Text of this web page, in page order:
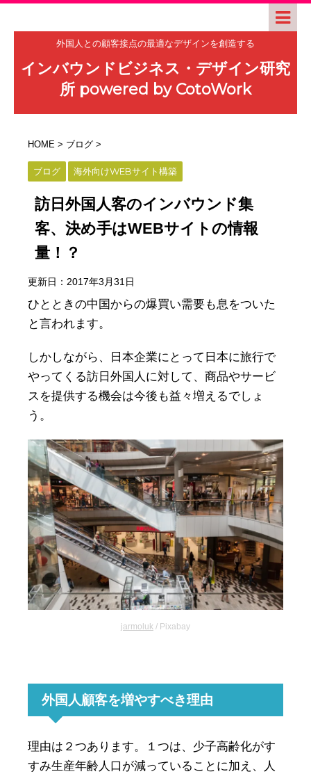
外国人との顧客接点の最適なデザインを創造する
インバウンドビジネス・デザイン研究
所 powered by CotoWork
HOME > ブログ >
ブログ 海外向けWEBサイト構築
訪日外国人客のインバウンド集
客、決め手はWEBサイトの情報
量！？
更新日： 2017年3月31日
ひとときの中国からの爆買い需要も息をついた
と言われます。
しかしながら、日本企業にとって日本に旅行で
やってくる訪日外国人に対して、商品やサービ
スを提供する機会は今後も益々増えるでしょ
う。
jarmoluk / Pixabay
外国人顧客を増やすべき理由
理由は２つあります。１つは、少子高齢化がす
すみ生産年齢人口が減っていることに加え、人